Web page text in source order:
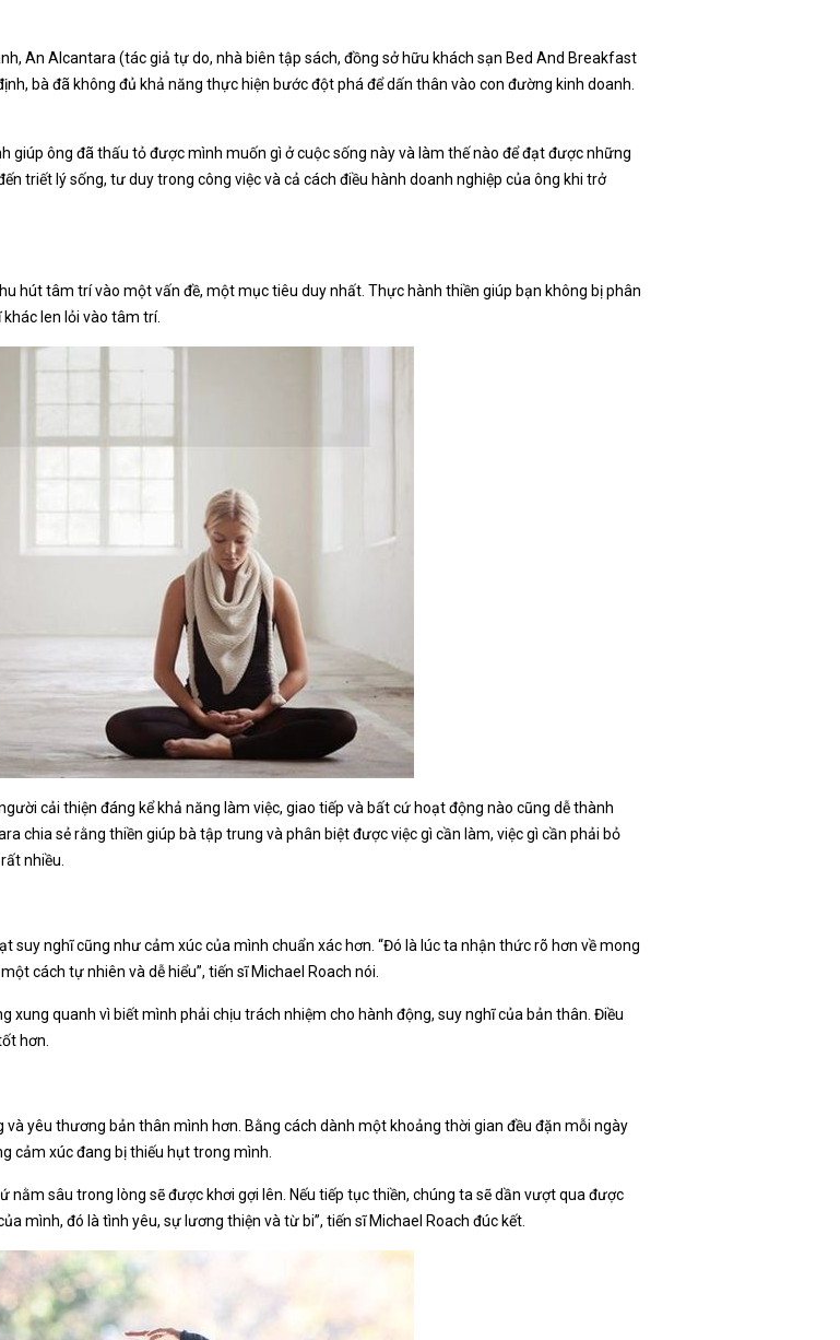
An Alcantara (tác giả tự do, nhà biên tập sách, đồng sở hữu khách sạn Bed And Breakfast
bà đã không đủ khả năng thực hiện bước đột phá để dấn thân vào con đường kinh doanh.
giúp ông đã thấu tỏ được mình muốn gì ở cuộc sống này và làm thế nào để đạt được những
triết lý sống, tư duy trong công việc và cả cách điều hành doanh nghiệp của ông khi trở
hút tâm trí vào một vấn đề, một mục tiêu duy nhất. Thực hành thiền giúp bạn không bị phân
len lỏi vào tâm trí.
cải thiện đáng kể khả năng làm việc, giao tiếp và bất cứ hoạt động nào cũng dễ thành
chia sẻ rằng thiền giúp bà tập trung và phân biệt được việc gì cần làm, việc gì cần phải bỏ
nhiều.
nghĩ cũng như cảm xúc của mình chuẩn xác hơn. “Đó là lúc ta nhận thức rõ hơn về mong
cách tự nhiên và dễ hiểu”, tiến sĩ Michael Roach nói.
xung quanh vì biết mình phải chịu trách nhiệm cho hành động, suy nghĩ của bản thân. Điều
hơn.
yêu thương bản thân mình hơn. Bằng cách dành một khoảng thời gian đều đặn mỗi ngày
cảm xúc đang bị thiếu hụt trong mình.
sâu trong lòng sẽ được khơi gợi lên. Nếu tiếp tục thiền, chúng ta sẽ dần vượt qua được
mình, đó là tình yêu, sự lương thiện và từ bi”, tiến sĩ Michael Roach đúc kết.